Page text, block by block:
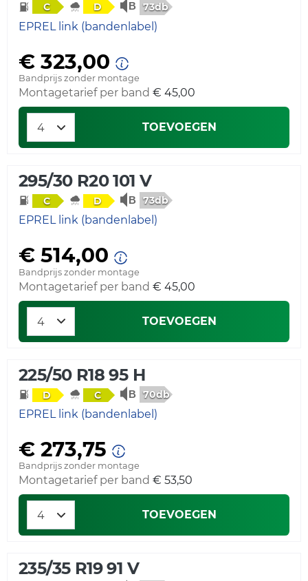
C D 73db
EPREL link (bandenlabel)
€ 323,00
Bandprijs zonder montage
Montagetarief per band € 45,00
TOEVOEGEN
295/30 R20 101 V
C D 73db
EPREL link (bandenlabel)
€ 514,00
Bandprijs zonder montage
Montagetarief per band € 45,00
TOEVOEGEN
225/50 R18 95 H
D C 70db
EPREL link (bandenlabel)
€ 273,75
Bandprijs zonder montage
Montagetarief per band € 53,50
TOEVOEGEN
235/35 R19 91 V